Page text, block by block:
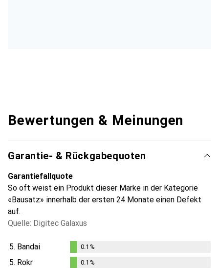
Bewertungen & Meinungen
Garantie- & Rückgabequoten
Garantiefallquote
So oft weist ein Produkt dieser Marke in der Kategorie
«Bausatz» innerhalb der ersten 24 Monate einen Defekt
auf.
Quelle: Digitec Galaxus
5. Bandai
%
0.1 %
5. Rokr 0.1 %